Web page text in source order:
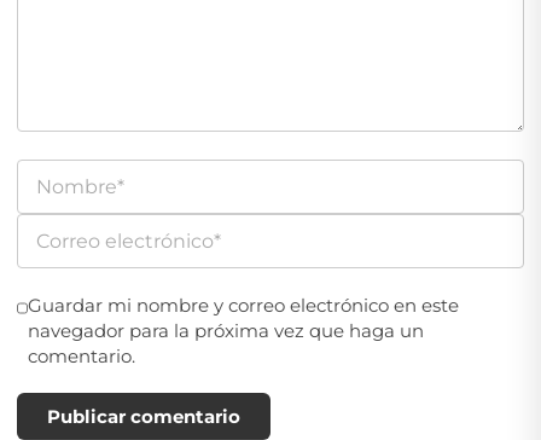
Guardar mi nombre y correo electrónico en este
navegador para la próxima vez que haga un
comentario.
Publicar comentario